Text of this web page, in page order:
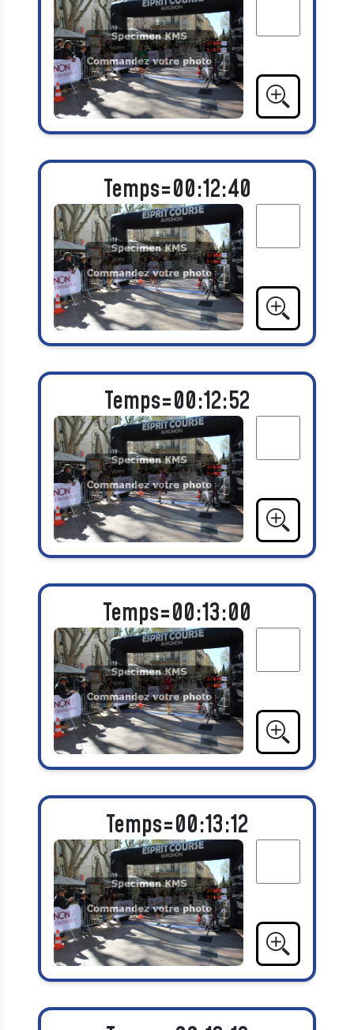
Temps=00:12:40
Temps=00:12:52
Temps=00:13:00
Temps=00:13:12